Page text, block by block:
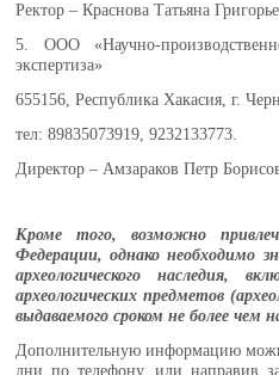
Ректор – Краснова Татьяна
5. ООО «Научно-
экспертиза»
655156, Республика Хакасия, г.
тел: 89835073919, 9232133773.
Директор – Амзараков Петр
Кроме того, возможно
Федерации, однако необходимо
археологического
археологических предметов
выдаваемого сроком не более чем
Дополнительную информацию
дни по телефону, или направив